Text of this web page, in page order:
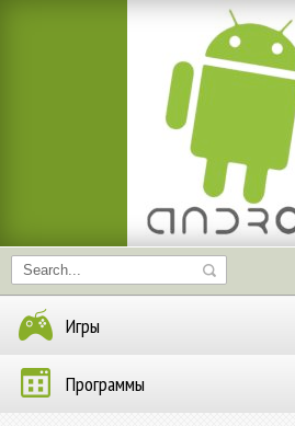
Игры
Программы